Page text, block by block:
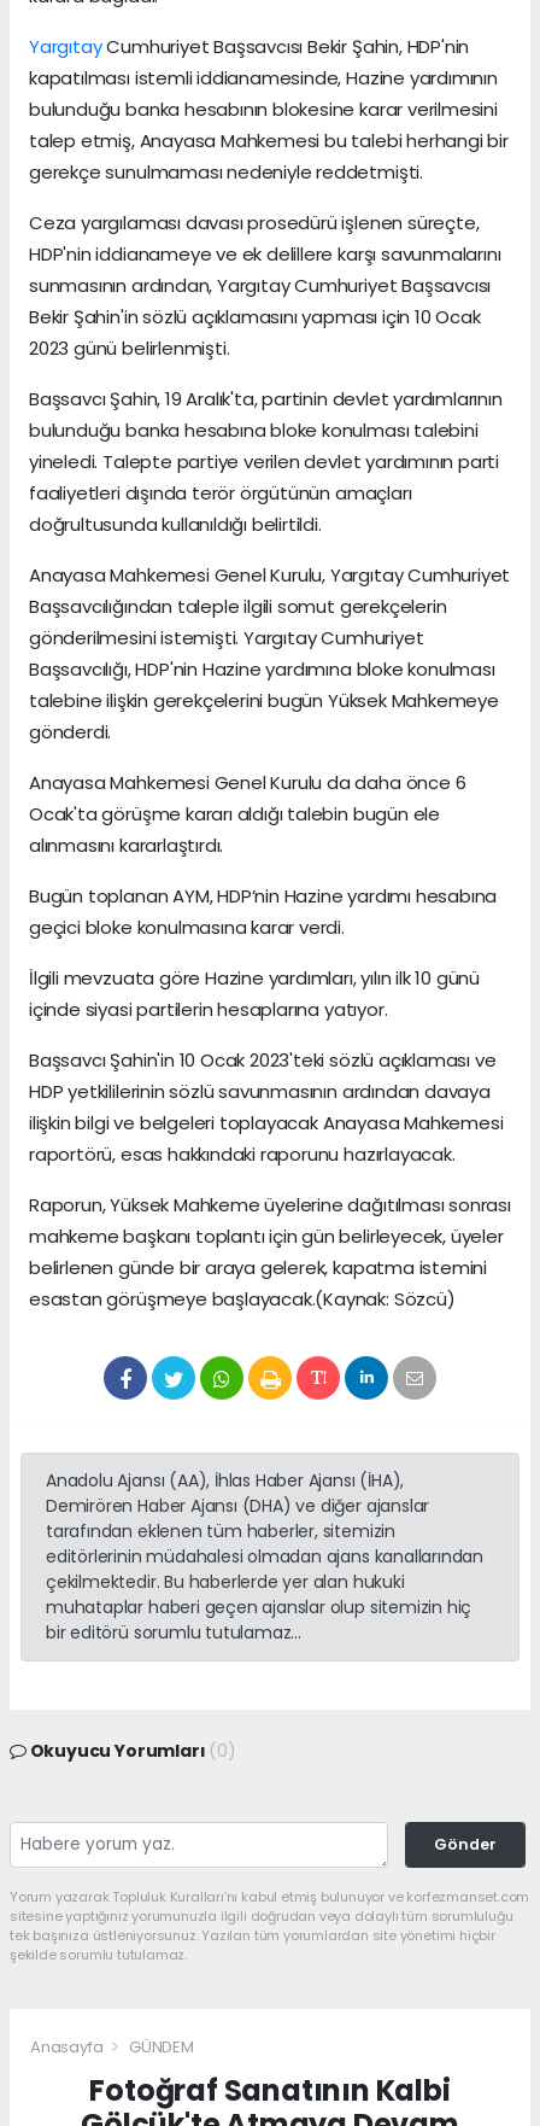
YargıtayCumhuriyet Başsavcısı Bekir Şahin, HDP'nin
kapatılması istemli iddianamesinde, Hazine yardımının
bulunduğu banka hesabının blokesine karar verilmesini
talep etmiş, Anayasa Mahkemesi bu talebi herhangi bir
gerekçe sunulmaması nedeniyle reddetmişti.
Ceza yargılaması davası prosedürü işlenen süreçte,
HDP'nin iddianameye ve ek delillere karşı savunmalarını
sunmasının ardından, Yargıtay Cumhuriyet Başsavcısı
Bekir Şahin'in sözlü açıklamasını yapması için 10 Ocak
2023 günü belirlenmişti.
Başsavcı Şahin, 19 Aralık'ta, partinin devlet yardımlarının
bulunduğu banka hesabına bloke konulması talebini
yineledi. Talepte partiye verilen devlet yardımının parti
faaliyetleri dışında terör örgütünün amaçları
doğrultusunda kullanıldığı belirtildi.
Anayasa Mahkemesi Genel Kurulu, Yargıtay Cumhuriyet
Başsavcılığından taleple ilgili somut gerekçelerin
gönderilmesini istemişti. Yargıtay Cumhuriyet
Başsavcılığı, HDP'nin Hazine yardımına bloke konulması
talebine ilişkin gerekçelerini bugün Yüksek Mahkemeye
gönderdi.
Anayasa Mahkemesi Genel Kurulu da daha önce 6
Ocak'ta görüşme kararı aldığı talebin bugün ele
alınmasını kararlaştırdı.
Bugün toplanan AYM, HDP’nin Hazine yardımı hesabına
geçici bloke konulmasına karar verdi.
İlgili mevzuata göre Hazine yardımları, yılın ilk 10 günü
içinde siyasi partilerin hesaplarına yatıyor.
Başsavcı Şahin'in 10 Ocak 2023'teki sözlü açıklaması ve
HDP yetkililerinin sözlü savunmasının ardından davaya
ilişkin bilgi ve belgeleri toplayacak Anayasa Mahkemesi
raportörü, esas hakkındaki raporunu hazırlayacak.
Raporun, Yüksek Mahkeme üyelerine dağıtılması sonrası
mahkeme başkanı toplantı için gün belirleyecek, üyeler
belirlenen günde bir araya gelerek, kapatma istemini
esastan görüşmeye başlayacak.(Kaynak: Sözcü)
Anadolu Ajansı (AA), İhlas Haber Ajansı (İHA),
Demirören Haber Ajansı (DHA) ve diğer ajanslar
tarafından eklenen tüm haberler, sitemizin
editörlerinin müdahalesi olmadan ajans kanallarından
çekilmektedir. Bu haberlerde yer alan hukuki
muhataplar haberi geçen ajanslar olup sitemizin hiç
bir editörü sorumlu tutulamaz...
Okuyucu Yorumları (0)
Gönder
Yorum yazarak Topluluk Kuralları’nı kabul etmiş bulunuyor ve korfezmanset.com
sitesine yaptığınız yorumunuzla ilgili doğrudan veya dolaylı tüm sorumluluğu
tek başınıza üstleniyorsunuz. Yazılan tüm yorumlardan site yönetimi hiçbir
şekilde sorumlu tutulamaz.
Anasayfa GÜNDEM
Fotoğraf Sanatının Kalbi